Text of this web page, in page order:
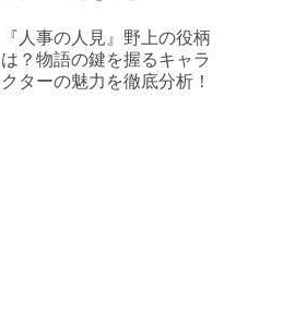
『人事の人見』野上の役柄
は？物語の鍵を握るキャラ
クターの魅力を徹底分析！